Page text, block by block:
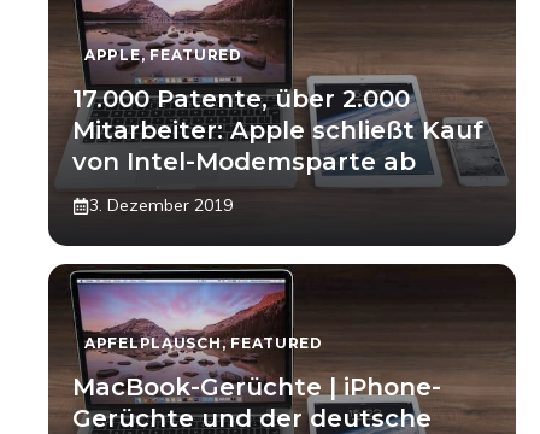
APPLE,FEATURED
17.000 Patente, über 2.000
Mitarbeiter: Apple schließt Kauf
von Intel-Modemsparte ab
3. Dezember 2019
APFELPLAUSCH,FEATURED
MacBook-Gerüchte | iPhone-
Gerüchte und der deutsche